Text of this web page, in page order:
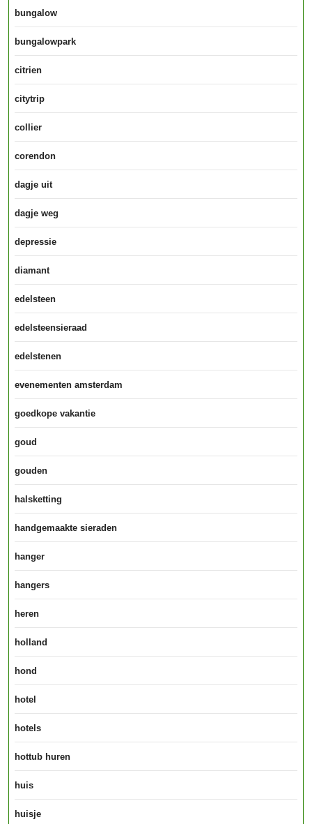
bungalow
bungalowpark
citrien
citytrip
collier
corendon
dagje uit
dagje weg
depressie
diamant
edelsteen
edelsteensieraad
edelstenen
evenementen amsterdam
goedkope vakantie
goud
gouden
halsketting
handgemaakte sieraden
hanger
hangers
heren
holland
hond
hotel
hotels
hottub huren
huis
huisje